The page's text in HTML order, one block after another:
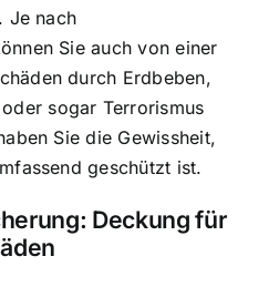
Je nach
Sie auch von einer
durch Erdbeben,
sogar Terrorismus
Sie die Gewissheit,
geschützt ist.
Deckung für